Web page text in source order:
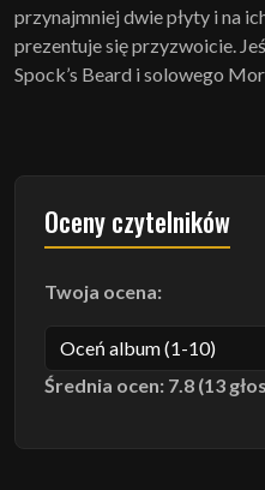
przynajmniej dwie płyty i na
prezentuje się przyzwoicie.
Spock’s Beard i solowego
Oceny czytelników
Twoja ocena:
Średnia ocen: 7.8 (13